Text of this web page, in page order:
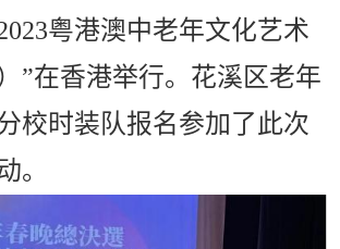
粤港澳中老年文化艺术
”在香港举行。花溪区老年
校时装队报名参加了此次
。